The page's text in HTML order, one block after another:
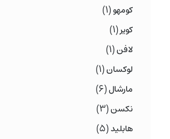
کومهو(۱)
کویر(۱)
لافن(۱)
لوکسان(۱)
مارشال(۶)
نکسن(۳)
هابلید(۵)